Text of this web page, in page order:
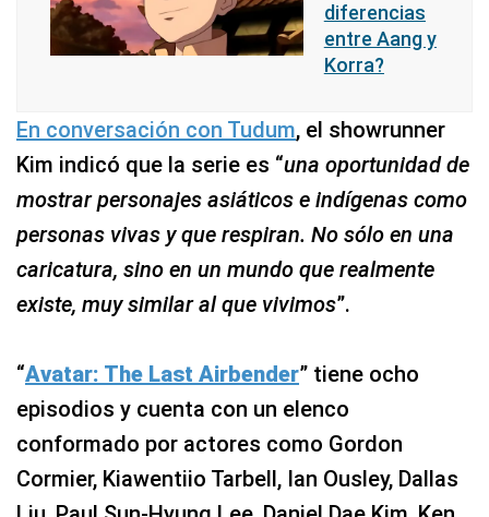
diferencias
entre Aang y
Korra?
En conversación con Tudum, el showrunner
Kim indicó que la serie es “una oportunidad de
mostrar personajes asiáticos e indígenas como
personas vivas y que respiran. No sólo en una
caricatura, sino en un mundo que realmente
existe, muy similar al que vivimos”.
“Avatar: The Last Airbender” tiene ocho
episodios y cuenta con un elenco
conformado por actores como Gordon
Cormier, Kiawentiio Tarbell, Ian Ousley, Dallas